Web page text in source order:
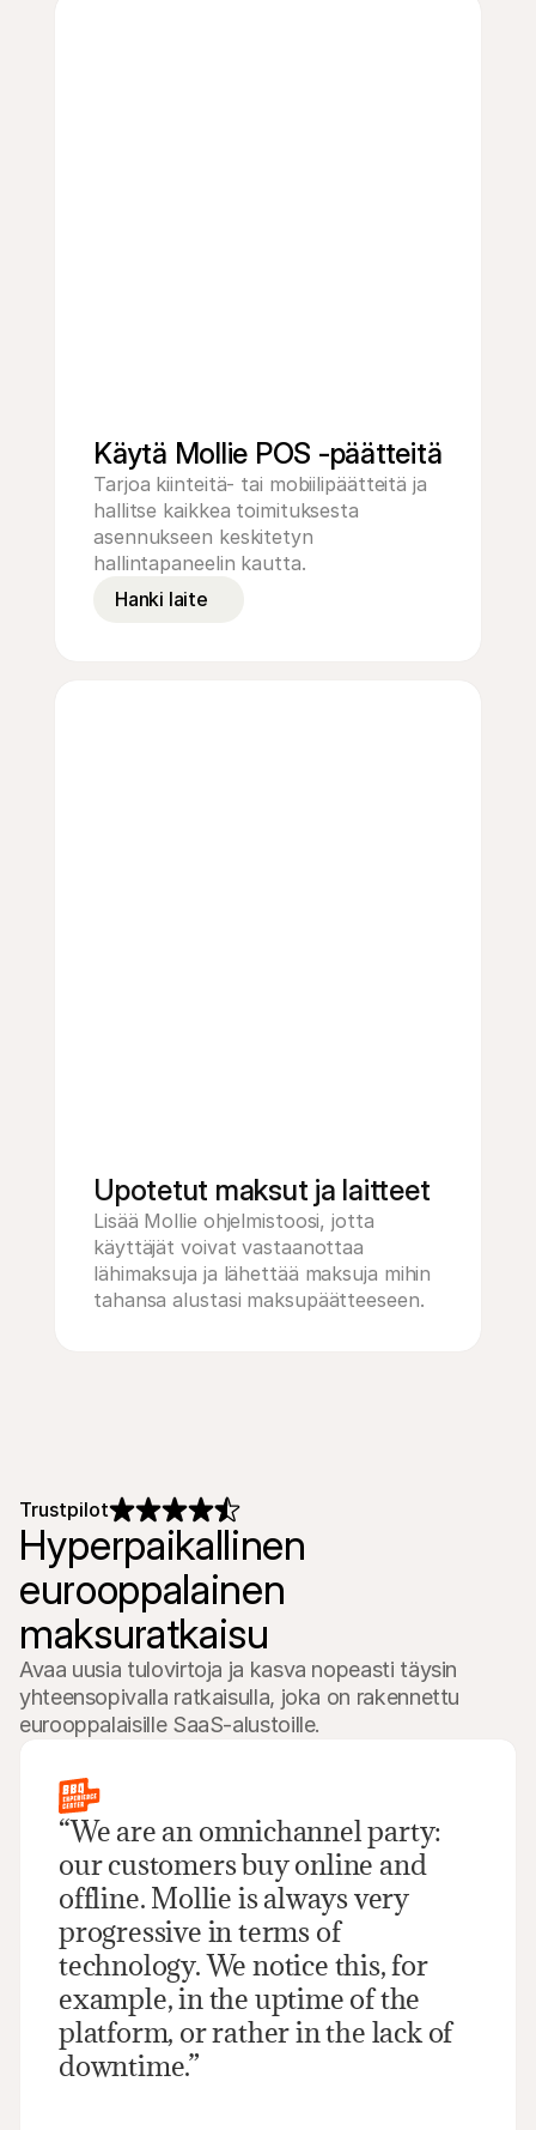
Käytä Mollie POS -päätteitä
Tarjoa kiinteitä- tai mobiilipäätteitä ja
hallitse kaikkea toimituksesta
asennukseen keskitetyn
hallintapaneelin kautta.
Hanki laite
Upotetut maksut ja laitteet
Lisää Mollie ohjelmistoosi, jotta
käyttäjät voivat vastaanottaa
lähimaksuja ja lähettää maksuja mihin
tahansa alustasi maksupäätteeseen.
Trustpilot
Hyperpaikallinen
eurooppalainen
maksuratkaisu
Avaa uusia tulovirtoja ja kasva nopeasti täysin
yhteensopivalla ratkaisulla, joka on rakennettu
eurooppalaisille SaaS-alustoille.
“We are an omnichannel party:
our customers buy online and
offline. Mollie is always very
progressive in terms of
technology. We notice this, for
example, in the uptime of the
platform, or rather in the lack of
downtime.”